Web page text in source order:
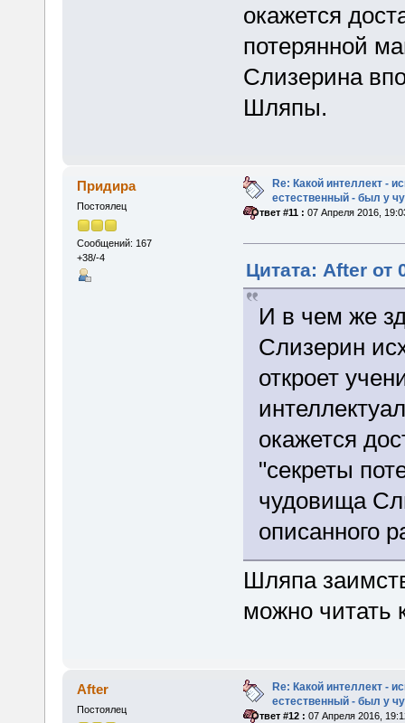
окажется
потерянной
Слизерина
Шляпы.
Придира
Постоялец
Сообщений: 167
+38/-4
Re: Какой интеллект -
естественный - был у
«Ответ #11 : 07 Апреля 2016,
Цитата: After от
И в чем же
Слизерин
откроет
окажется
"секреты
чудовища
описанного
Шляпа
можно читать
After
Постоялец
Re: Какой интеллект -
естественный - был у
«Ответ #12 : 07 Апреля 2016,